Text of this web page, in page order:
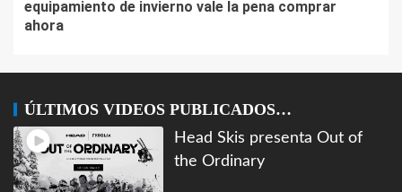
equipamiento de invierno vale la pena comprar
ahora
ÚLTIMOS VIDEOS PUBLICADOS…
Head Skis presenta Out of
the Ordinary